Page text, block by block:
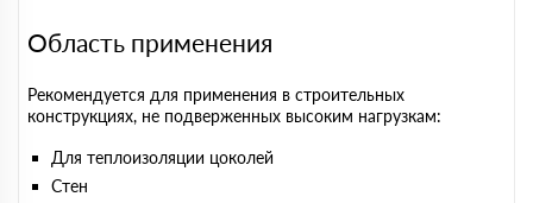
Область применения
Рекомендуется для применения в строительных
конструкциях, не подверженных высоким нагрузкам:
Для теплоизоляции цоколей
Стен